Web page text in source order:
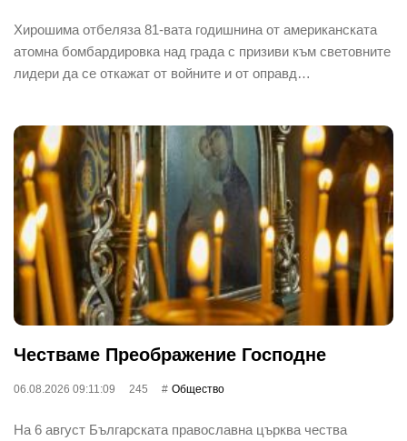
Хирошима отбеляза 81-вата годишнина от американската
атомна бомбардировка над града с призиви към световните
лидери да се откажат от войните и от оправд…
Честваме Преображение Господне
06.08.2026 09:11:09 245 Общество
На 6 август Българската православна църква чества